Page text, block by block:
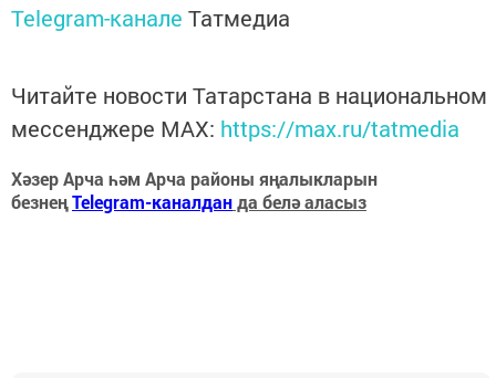
Telegram-канале Татмедиа
Читайте новости Татарстана в национальном
мессенджере MАХ: https://max.ru/tatmedia
Хәзер Арча һәм Арча районы яңалыкларын
безнеңTelegram-каналданда белә аласыз